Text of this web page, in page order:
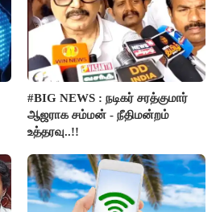
#BIG NEWS : நடிகர் சரத்குமார்
ஆஜராக சம்மன் - நீதிமன்றம்
உத்தரவு..!!